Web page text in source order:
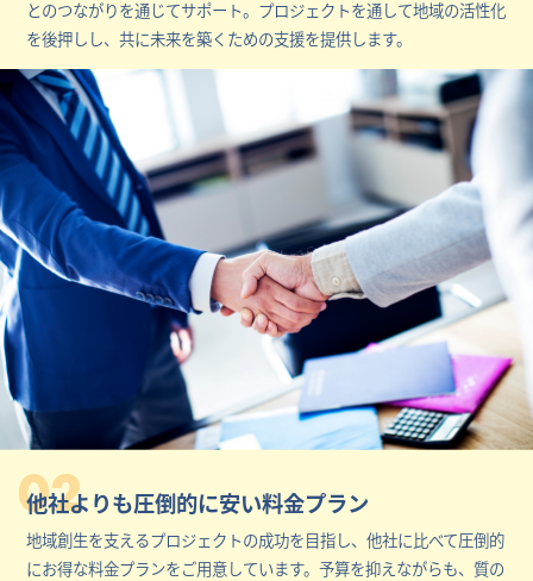
とのつながりを通じてサポート。プロジェクトを通して地域の活性化
を後押しし、共に未来を築くための支援を提供します。
02
他社よりも圧倒的に安い料金プラン
地域創生を支えるプロジェクトの成功を目指し、他社に比べて圧倒的
にお得な料金プランをご用意しています。予算を抑えながらも、質の